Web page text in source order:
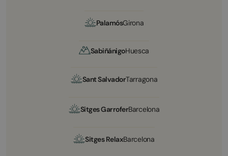
PalamósGirona
SabiñánigoHuesca
Sant SalvadorTarragona
Sitges GarroferBarcelona
Sitges RelaxBarcelona